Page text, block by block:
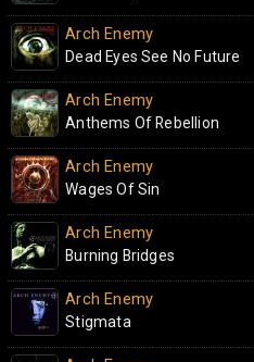
Arch Enemy
Dead Eyes See No Future
Arch Enemy
Anthems Of Rebellion
Arch Enemy
Wages Of Sin
Arch Enemy
Burning Bridges
Arch Enemy
Stigmata